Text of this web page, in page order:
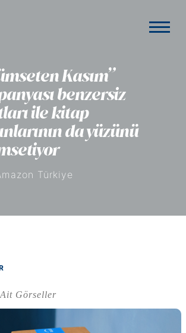
Kasım”
benzersiz
ile kitap
da yüzünü
Türkiye
Görseller